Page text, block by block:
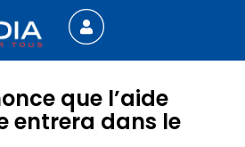
que l’aide
entrera dans le